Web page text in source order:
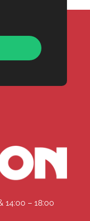
14:00 – 18:00